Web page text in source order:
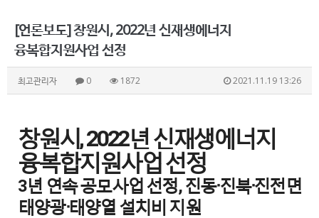
[언론보도] 창원시, 2022년 신재생에너지
융복합지원사업 선정
최고관리자 0 1872 2021.11.19 13:26
창원시, 2022년 신재생에너지
융복합지원사업 선정
3년 연속 공모사업 선정, 진동ᐧ진북ᐧ진전면
태양광ᐧ태양열 설치비 지원